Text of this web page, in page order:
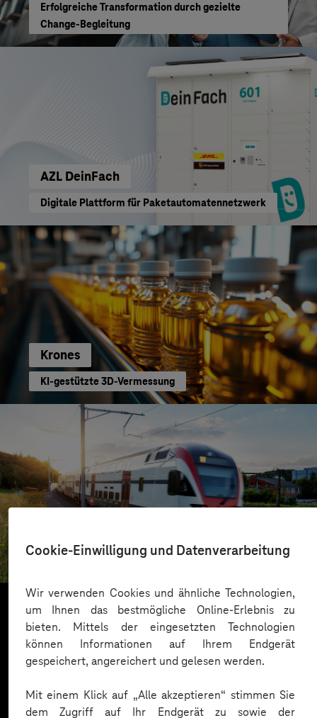
Cookie-Einwilligung und Datenverarbeitung
Wir verwenden Cookies und ähnliche Technologien,
um Ihnen das bestmögliche Online-Erlebnis zu
bieten. Mittels der eingesetzten Technologien
können Informationen auf Ihrem Endgerät
gespeichert, angereichert und gelesen werden.
Mit einem Klick auf „Alle akzeptieren“ stimmen Sie
dem Zugriff auf Ihr Endgerät zu sowie der
Erfolgreiche Transformation durch gezielte
Change-Begleitung
AZL DeinFach
Digitale Plattform für Paketautomatennetzwerk
Krones
KI-gestützte 3D-Vermessung
Digitale Innovationen im Ticketverkauf
Mehr laden